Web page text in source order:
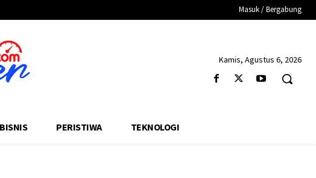
Masuk / Bergabung
Kamis, Agustus 6, 2026
PERISTIWA TEKNOLOGI